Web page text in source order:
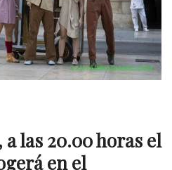
las 20.00 horas el
en el